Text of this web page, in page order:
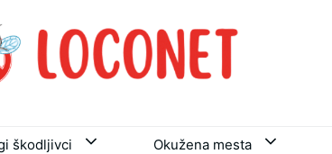
škodljivci Okužena mesta